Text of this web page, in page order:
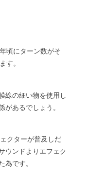
頃にターン数がそ
す。
線の細い物を使用し
あるでしょう。
クターが普及しだ
ウンドよりエフェク
です。